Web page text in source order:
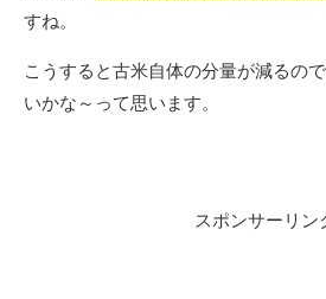
すね。
こうすると古米自体の分量が減るの
いかな～って思います。
スポンサーリン